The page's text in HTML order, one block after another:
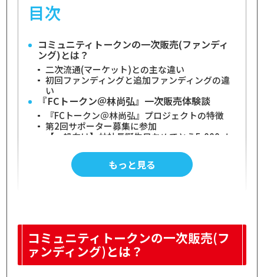
目次
コミュニティトークンの一次販売(ファンディ
ング)とは？
二次流通(マーケット)との主な違い
初回ファンディングと追加ファンディングの違
い
『FCトークン＠林尚弘』一次販売体験談
『FCトークン＠林尚弘』プロジェクトの特徴
第2回サポーター募集に参加
【一般向け】林社長誕生日おめでとう5,000pt
一次販売におけるFCトークン購入の詳細
販売額と購入口数
すべて売却可能になったのは270日後の2025年
8月
FCトークンの価格変動と売却シミュレーショ
ン
もっと見る
コミュニティトークンの一次販売(フ
ァンディング)とは？